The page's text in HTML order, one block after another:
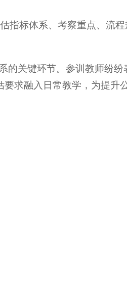
指标体系、考察重点、流程
的关键环节。参训教师纷纷
求融入日常教学，为提升